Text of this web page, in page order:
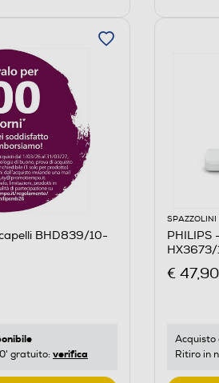
BHD839/10-
gratuito: verifica
SPAZZOLINI
PHILIPS
€ 47,90
Acquisto
Ritiro in